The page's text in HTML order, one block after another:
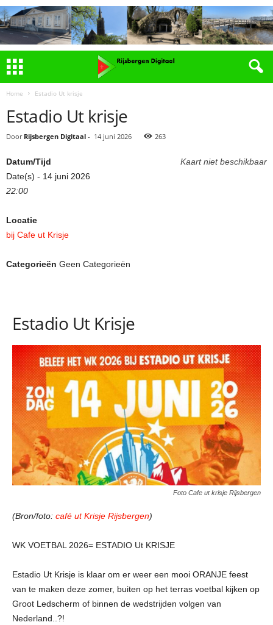
Home Estadio Ut krisje
Estadio Ut krisje
Door Rijsbergen Digitaal - 14 juni 2026 263
Kaart niet beschikbaar
Datum/Tijd
Date(s) - 14 juni 2026
22:00
Locatie
bij Cafe ut Krisje
Categorieën Geen Categorieën
Estadio Ut Krisje
Foto Cafe ut krisje Rijsbergen
(Bron/foto: café ut Krisje Rijsbergen)
WK VOETBAL 2026= ESTADIO Ut KRISJE
Estadio Ut Krisje is klaar om er weer een mooi ORANJE feest
van te maken deze zomer, buiten op het terras voetbal kijken op
Groot Ledscherm of binnen de wedstrijden volgen van
Nederland..?!